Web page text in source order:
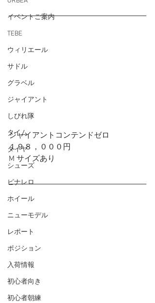
イベントご案内
TEBE
ウィリエール
サドル
グラベル
ジャイアント
しびれ隊
タイム
タイヤ
シューズ
ピナレロ
ホイール
ニューモデル
レポート
ポジション
入荷情報
初心者向き
初心者朝練
ジャイアントコンテンドゼロ
１９８，０００円
M サイズあり